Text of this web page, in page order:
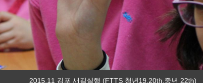
2015.11 김포 새길실행 (FTTS 청년19,20th,중년 22th)